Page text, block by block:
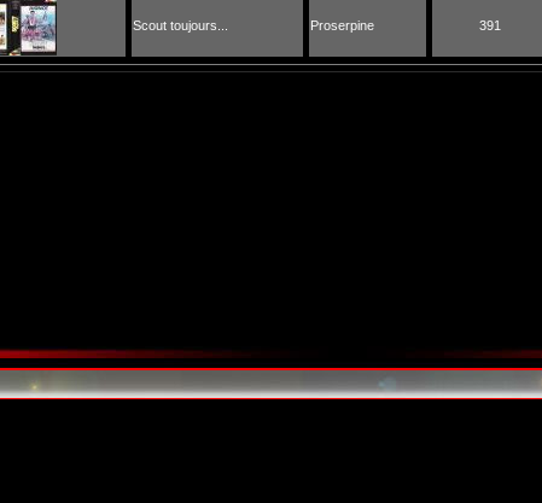
Scout toujours... Proserpine 391